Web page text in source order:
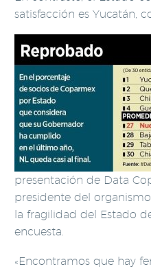
satisfacción es Yucatán,
presentación de Data
presidente del
la fragilidad del Estado
encuesta.
«Encontramos que hay